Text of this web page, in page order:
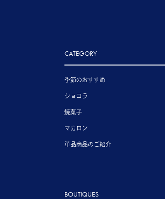
CATEGORY
季節のおすすめ
ショコラ
焼菓子
マカロン
単品商品のご紹介
BOUTIQUES